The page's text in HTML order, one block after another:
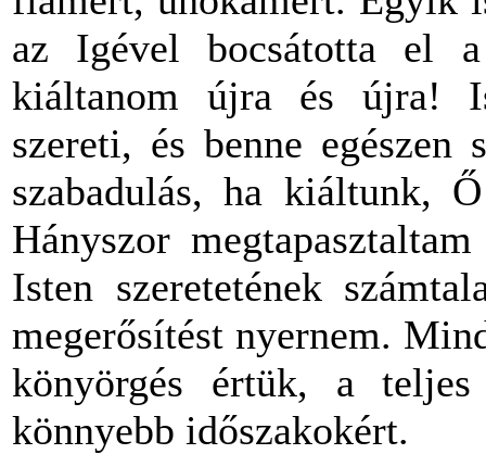
az Igével bocsátotta el
kiáltanom újra és újra!
szereti, és benne
szabadulás, ha kiáltunk,
Hányszor
Isten szeretetének
megerősítést nyernem.
könyörgés értük, a
könnyebb időszakokért.